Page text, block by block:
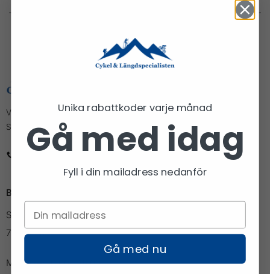
Vi är den lilla cykel och längdbutiken med den stora kunskapen.
Stolt partner åt Vasaloppet och Vansbrosimningen.
Butiken i Falun
Slaggatan 11
791 71 Falun
Mån-Fre: 10:00 - 18:00
Unika rabattkoder varje månad
Gå med idag
Fyll i din mailadress nedanför
Gå med nu